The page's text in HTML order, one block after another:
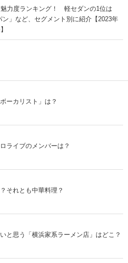
魅力度ランキング！ 軽セダンの1位は
ン」など、セグメント別に紹介【2023年
ーカリスト」は？
ライブのメンバーは？
それとも中華料理？
と思う「横浜家系ラーメン店」はどこ？